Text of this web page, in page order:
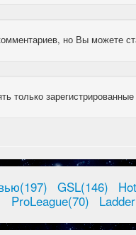
но Вы можете
только
GSL(146)
ProLeague(70)